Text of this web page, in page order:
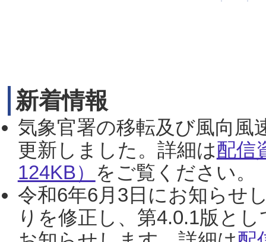
新着情報
気象官署の移転及び風向風
更新しました。詳細は配信
124KB） をご覧ください。
令和6年6月3日にお知らせ
りを修正し、第4.0.1版と